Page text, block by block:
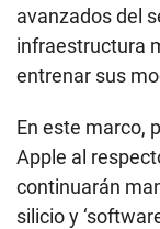
avanzados del
infraestructura
entrenar sus
En este marco,
Apple al
continuarán
silicio y